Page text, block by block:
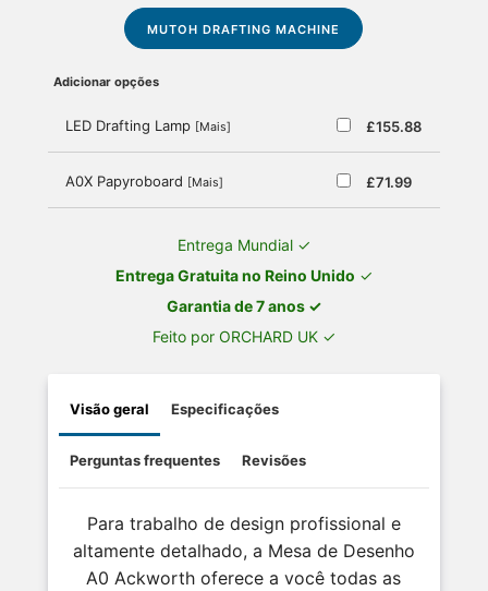
MUTOH DRAFTING MACHINE
Adicionar opções
£155.88
LED Drafting Lamp [Mais]
£71.99
A0X Papyroboard [Mais]
Entrega Mundial ✓
Entrega Gratuita no Reino Unido ✓
Garantia de 7 anos ✓
Feito por ORCHARD UK ✓
Visão geral Especificações
Perguntas frequentes Revisões
Para trabalho de design profissional e
altamente detalhado, a Mesa de Desenho
A0 Ackworth oferece a você todas as